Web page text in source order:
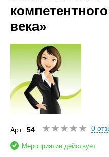
века»
Арт. 54 0
Мероприятие действует